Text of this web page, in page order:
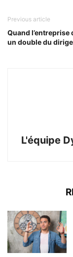
Previous article
Quand l’entreprise
un double du
L'équipe